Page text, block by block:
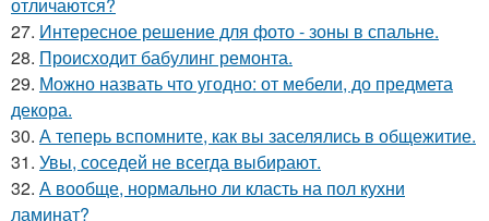
27. Интересное решение для фото - зоны в спальне.
28. Происходит бабулинг ремонта.
29. Можно назвать что угодно: от мебели, до предмета
декора.
30. А теперь вспомните, как вы заселялись в общежитие.
31. Увы, соседей не всегда выбирают.
32. А вообще, нормально ли класть на пол кухни
ламинат?